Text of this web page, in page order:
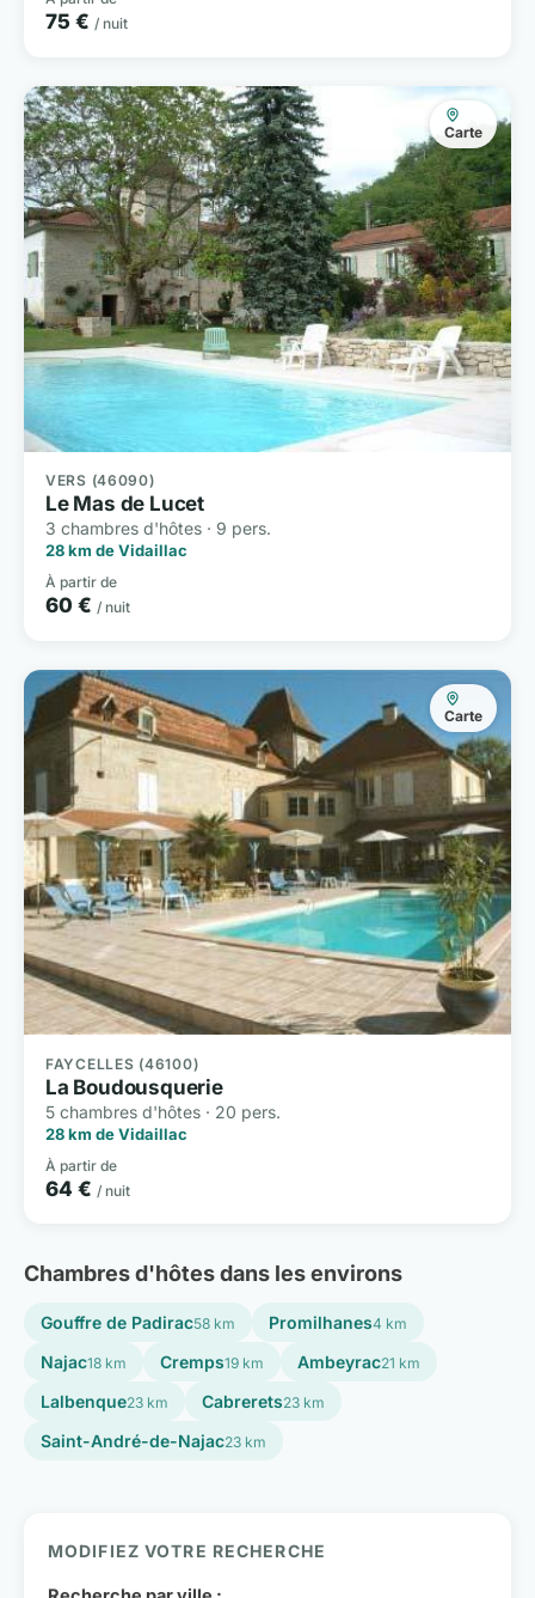
75 € / nuit
Carte
VERS (46090)
Le Mas de Lucet
3 chambres d'hôtes · 9 pers.
28 km de Vidaillac
À partir de
60 € / nuit
Carte
FAYCELLES (46100)
La Boudousquerie
5 chambres d'hôtes · 20 pers.
28 km de Vidaillac
À partir de
64 € / nuit
Chambres d'hôtes dans les environs
Gouffre de Padirac58 km Promilhanes4 km
Najac18 km Cremps19 km Ambeyrac21 km
Lalbenque23 km Cabrerets23 km
Saint-André-de-Najac23 km
MODIFIEZ VOTRE RECHERCHE